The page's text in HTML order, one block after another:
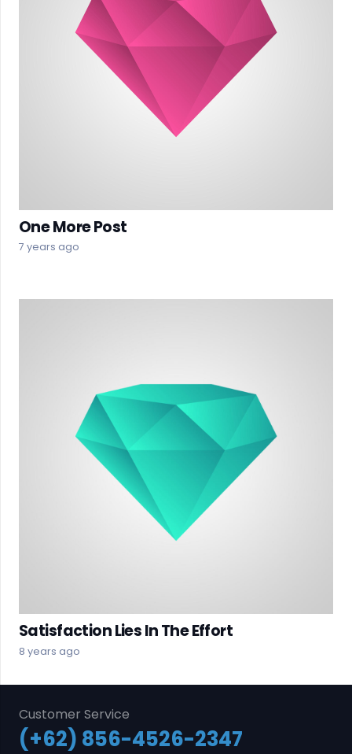
One More Post
7 years ago
Satisfaction Lies In The Effort
8 years ago
Customer Service
(+62) 856-4526-2347